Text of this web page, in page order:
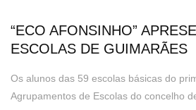
“ECO AFONSINHO”
ESCOLAS DE GUIMARÃES
Os alunos das 59 escolas básicas do
Agrupamentos de Escolas do concelho